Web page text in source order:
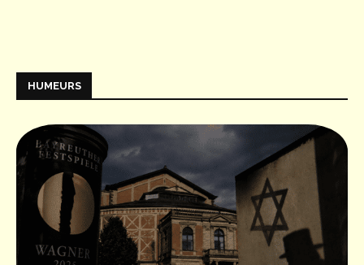
HUMEURS